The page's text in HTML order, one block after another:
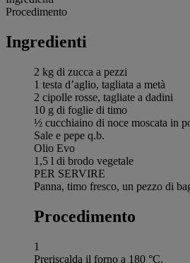
Procedimento
Ingredienti
2 kg di zucca a pezzi
1 testa d’aglio, tagliata a metà
2 cipolle rosse, tagliate a dadini
10 g di foglie di timo
½ cucchiaino di noce moscata in
Sale e pepe q.b.
Olio Evo
1,5 l di brodo vegetale
PER SERVIRE
Panna, timo fresco, un pezzo di
Procedimento
1
Preriscalda il forno a 180 °C.